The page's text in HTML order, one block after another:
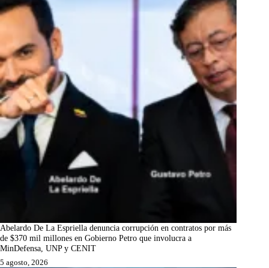
Abelardo De La Espriella denuncia corrupción en contratos por más
de $370 mil millones en Gobierno Petro que involucra a
MinDefensa, UNP y CENIT
5 agosto, 2026